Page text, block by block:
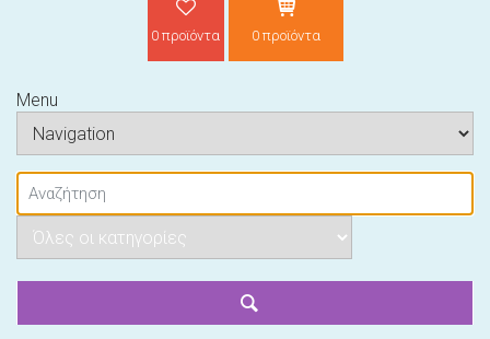
ΝΕΟΣ ΠΕΛΑΤΗΣ;
0 προϊόντα 0 προϊόντα
Menu